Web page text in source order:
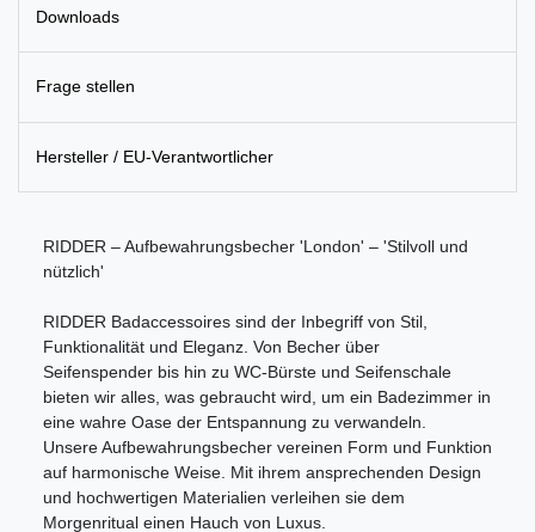
Downloads
Frage stellen
Hersteller / EU-Verantwortlicher
RIDDER – Aufbewahrungsbecher 'London' – 'Stilvoll und
nützlich'
RIDDER Badaccessoires sind der Inbegriff von Stil,
Funktionalität und Eleganz. Von Becher über
Seifenspender bis hin zu WC-Bürste und Seifenschale
bieten wir alles, was gebraucht wird, um ein Badezimmer in
eine wahre Oase der Entspannung zu verwandeln.
Unsere Aufbewahrungsbecher vereinen Form und Funktion
auf harmonische Weise. Mit ihrem ansprechenden Design
und hochwertigen Materialien verleihen sie dem
Morgenritual einen Hauch von Luxus.